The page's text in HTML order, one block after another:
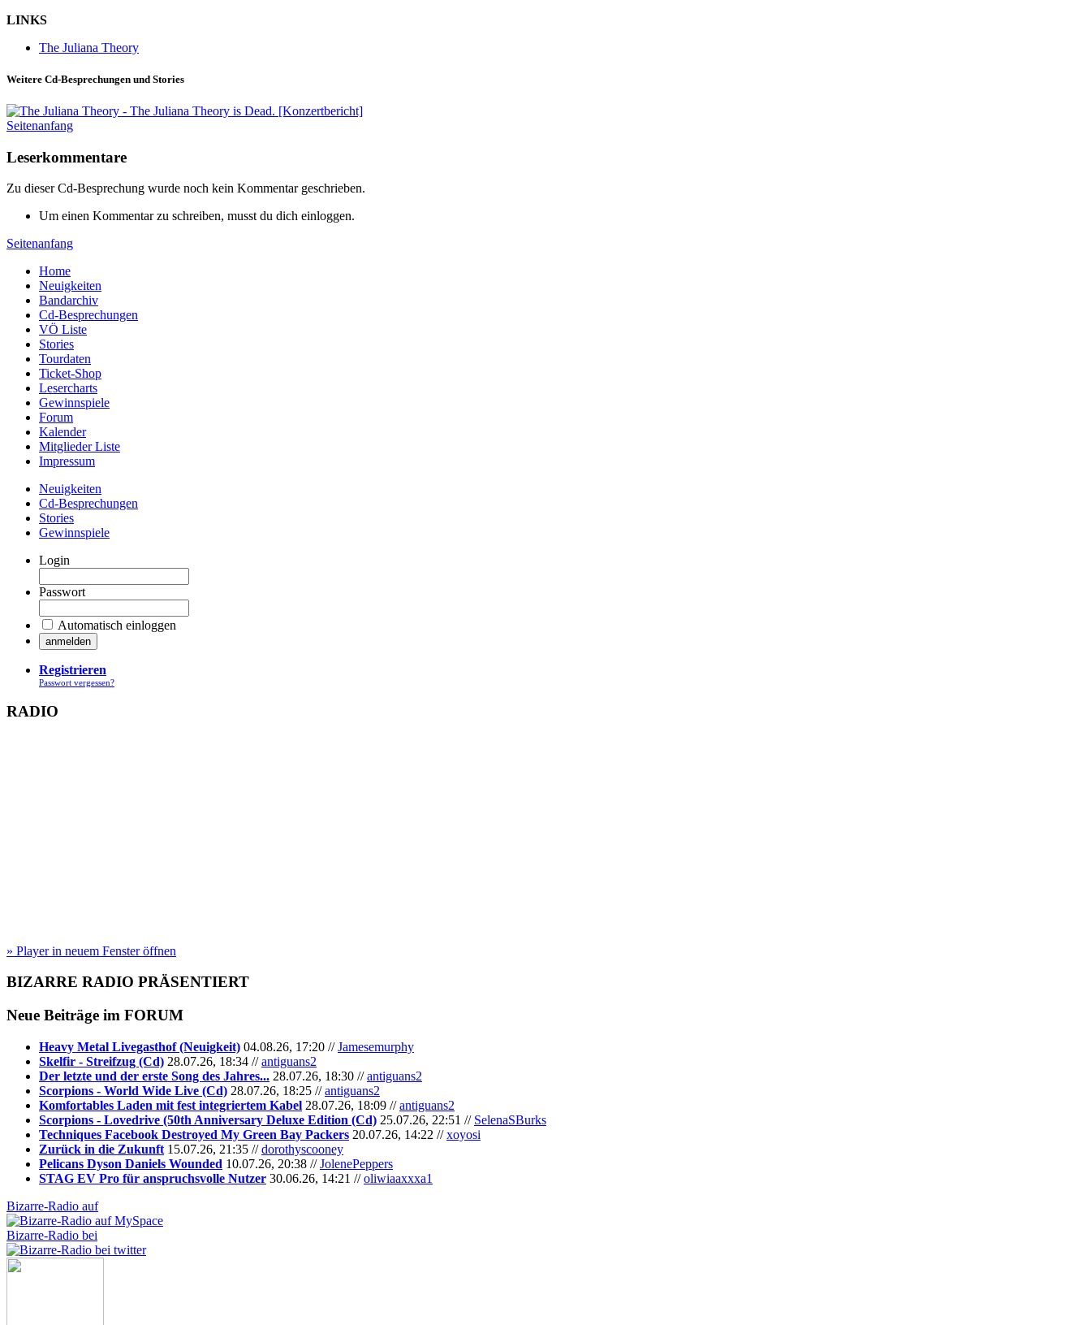
LINKS
The Juliana Theory
Weitere Cd-Besprechungen und Stories
Seitenanfang
Leserkommentare
Zu dieser Cd-Besprechung wurde noch kein Kommentar geschrieben.
Um einen Kommentar zu schreiben, musst du dich einloggen.
Seitenanfang
Home
Neuigkeiten
Bandarchiv
Cd-Besprechungen
VÖ Liste
Stories
Tourdaten
Ticket-Shop
Lesercharts
Gewinnspiele
Forum
Kalender
Mitglieder Liste
Impressum
Neuigkeiten
Cd-Besprechungen
Stories
Gewinnspiele
Login
Passwort
Automatisch einloggen
Registrieren
Passwort vergessen?
RADIO
» Player in neuem Fenster öffnen
BIZARRE RADIO PRÄSENTIERT
Neue Beiträge im FORUM
Heavy Metal Livegasthof (Neuigkeit) 04.08.26, 17:20 //Jamesemurphy
Skelfir - Streifzug (Cd) 28.07.26, 18:34 //antiguans2
Der letzte und der erste Song des Jahres... 28.07.26, 18:30 //antiguans2
Scorpions - World Wide Live (Cd) 28.07.26, 18:25 //antiguans2
Komfortables Laden mit fest integriertem Kabel 28.07.26, 18:09 //antiguans2
Scorpions - Lovedrive (50th Anniversary Deluxe Edition (Cd) 25.07.26, 22:51 // SelenaSBurks
Techniques Facebook Destroyed My Green Bay Packers 20.07.26, 14:22 //xoyosi
Zurück in die Zukunft 15.07.26, 21:35 //dorothyscooney
Pelicans Dyson Daniels Wounded 10.07.26, 20:38 //JolenePeppers
STAG EV Pro für anspruchsvolle Nutzer 30.06.26, 14:21 //oliwiaaxxxa1
Bizarre-Radio auf
Bizarre-Radio bei